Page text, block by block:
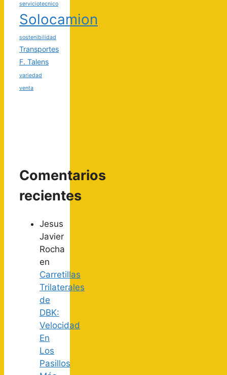
serviciotecnico
Solocamion
sostenibilidad
Transportes
F. Talens
variedad
venta
Comentarios
recientes
Jesus
Javier
Rocha
en
Carretillas
Trilaterales
de
DBK:
Velocidad
En
Los
Pasillos